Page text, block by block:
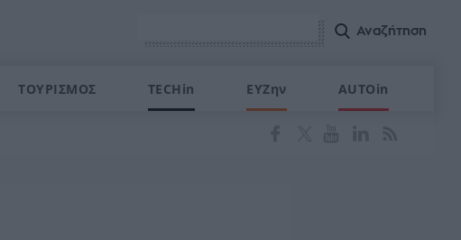
ΤΟΥΡΙΣΜΟΣ TECHin ΕΥΖην AUTOin